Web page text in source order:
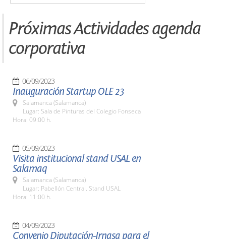
Próximas Actividades agenda
corporativa
06/09/2023
Inauguración Startup OLE 23
Salamanca (Salamanca)
Lugar: Sala de Pinturas del Colegio Fonseca
Hora: 09:00 h.
05/09/2023
Visita institucional stand USAL en
Salamaq
Salamanca (Salamanca)
Lugar: Pabellón Central. Stand USAL
Hora: 11:00 h.
04/09/2023
Convenio Diputación-Irnasa para el